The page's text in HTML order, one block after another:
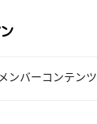
メンバーコンテンツ